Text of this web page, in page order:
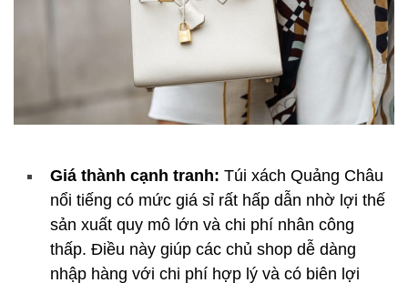
Giá thành cạnh tranh: Túi xách Quảng Châu
nổi tiếng có mức giá sỉ rất hấp dẫn nhờ lợi thế
sản xuất quy mô lớn và chi phí nhân công
thấp. Điều này giúp các chủ shop dễ dàng
nhập hàng với chi phí hợp lý và có biên lợi